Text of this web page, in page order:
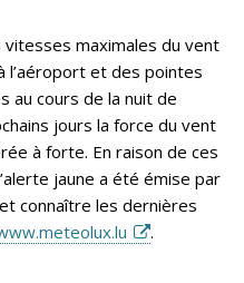
maximales du vent
et des pointes
au cours de la nuit de
jours la force du vent
à forte. En raison de ces
jaune a été émise par
connaître les dernières
.